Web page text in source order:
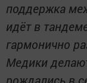
поддержка
идёт в
гармонично
Медики